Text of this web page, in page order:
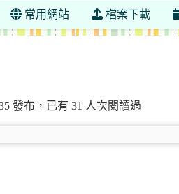
常用網站 檔案下載
發布，已有 31 人次閱讀過